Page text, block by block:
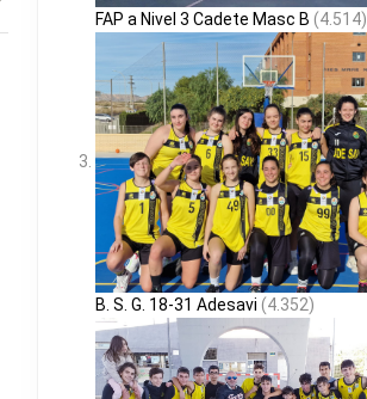
FAP a Nivel 3 Cadete Masc B (4.514)
B. S. G. 18-31 Adesavi (4.352)